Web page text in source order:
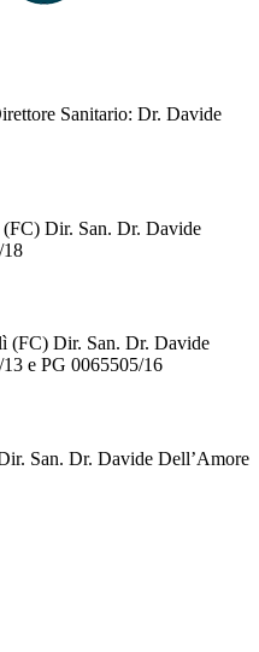
Sanitario: Dr. Davide
Dir. San. Dr. Davide
18
(FC) Dir. San. Dr. Davide
e PG 0065505/16
San. Dr. Davide Dell’Amore